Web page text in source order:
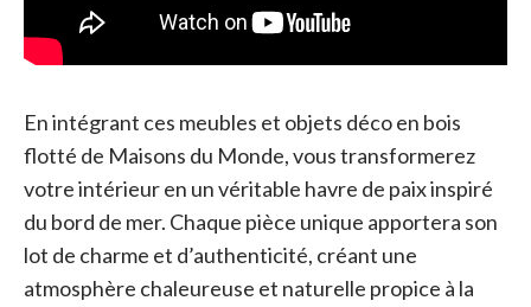
En intégrant ces meubles et objets déco en bois
flotté de Maisons du Monde, vous transformerez
votre intérieur en un véritable havre de paix inspiré
du bord de mer. Chaque pièce unique apportera son
lot de charme et d’authenticité, créant une
atmosphère chaleureuse et naturelle propice à la